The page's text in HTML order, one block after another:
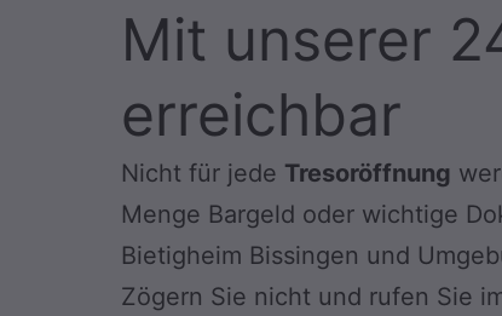
Mit unserer
erreichbar
Nicht für jede Tresoröffnung
Menge Bargeld oder wichtige
Bietigheim Bissingen und
Zögern Sie nicht und rufen Sie